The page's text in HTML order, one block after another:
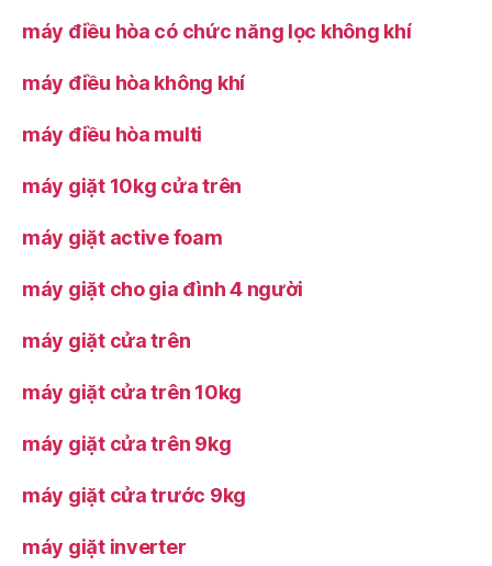
máy điều hòa có chức năng lọc không khí
máy điều hòa không khí
máy điều hòa multi
máy giặt 10kg cửa trên
máy giặt active foam
máy giặt cho gia đình 4 người
máy giặt cửa trên
máy giặt cửa trên 10kg
máy giặt cửa trên 9kg
máy giặt cửa trước 9kg
máy giặt inverter